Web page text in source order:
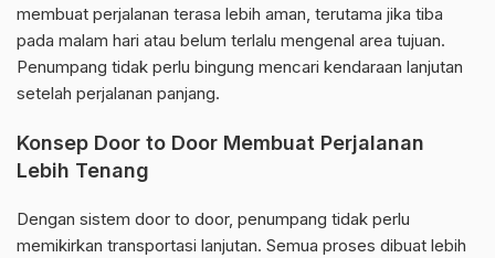
membuat perjalanan terasa lebih aman, terutama jika tiba
pada malam hari atau belum terlalu mengenal area tujuan.
Penumpang tidak perlu bingung mencari kendaraan lanjutan
setelah perjalanan panjang.
Konsep Door to Door Membuat Perjalanan
Lebih Tenang
Dengan sistem door to door, penumpang tidak perlu
memikirkan transportasi lanjutan. Semua proses dibuat lebih